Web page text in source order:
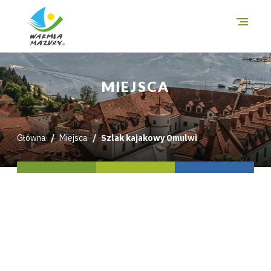
O szlakach
Miejsca
Trasy
i wycieczki
Mapa
MIEJSCA
Główna Miejsca Szlak kajakowy Omulwi